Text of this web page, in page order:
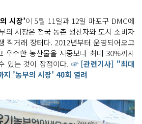
시장’이 5월 11일과 12일 마포구 DMC에
의 시장은 전국 농촌 생산자와 도시 소비자
직거래 장터다. 2012년부터 운영되어오고
우수한 농산물을 시중보다 최대 30%까지
있는 것이 장점이다. ☞ [관련기사] "최대
'농부의 시장' 40회 열려